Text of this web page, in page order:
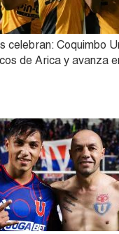
celebran: Coquimbo
de Arica y avanza